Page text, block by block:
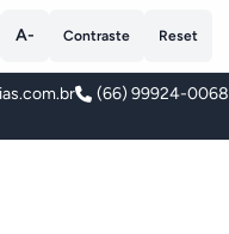
A- Contraste Reset
(66) 99924-0068